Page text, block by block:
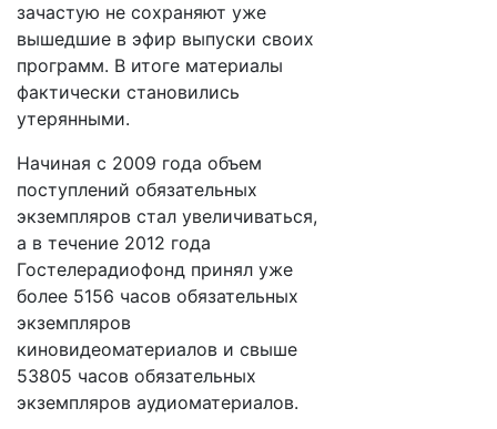
зачастую не сохраняют уже
вышедшие в эфир выпуски своих
программ. В итоге материалы
фактически становились
утерянными.
Начиная с 2009 года объем
поступлений обязательных
экземпляров стал увеличиваться,
а в течение 2012 года
Гостелерадиофонд принял уже
более 5156 часов обязательных
экземпляров
киновидеоматериалов и свыше
53805 часов обязательных
экземпляров аудиоматериалов.